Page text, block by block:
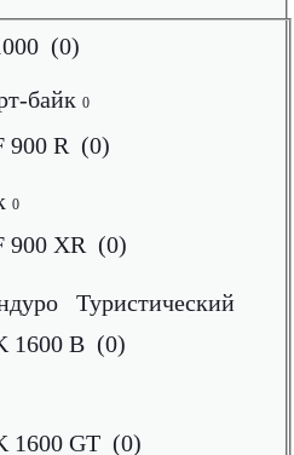
(0)
900 R (0)
900 XR (0)
1600 B (0)
1600 GT (0)
байк 0
0
Туристический